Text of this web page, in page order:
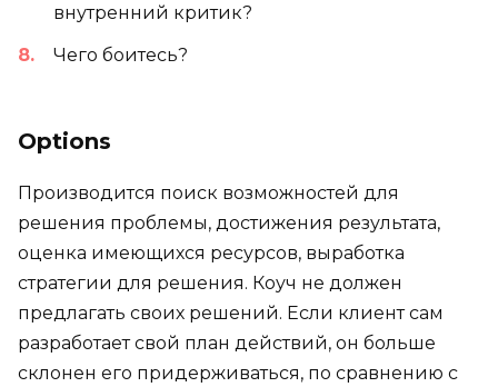
внутренний критик?
Чего боитесь?
Options
Производится поиск возможностей для
решения проблемы, достижения результата,
оценка имеющихся ресурсов, выработка
стратегии для решения. Коуч не должен
предлагать своих решений. Если клиент сам
разработает свой план действий, он больше
склонен его придерживаться, по сравнению с